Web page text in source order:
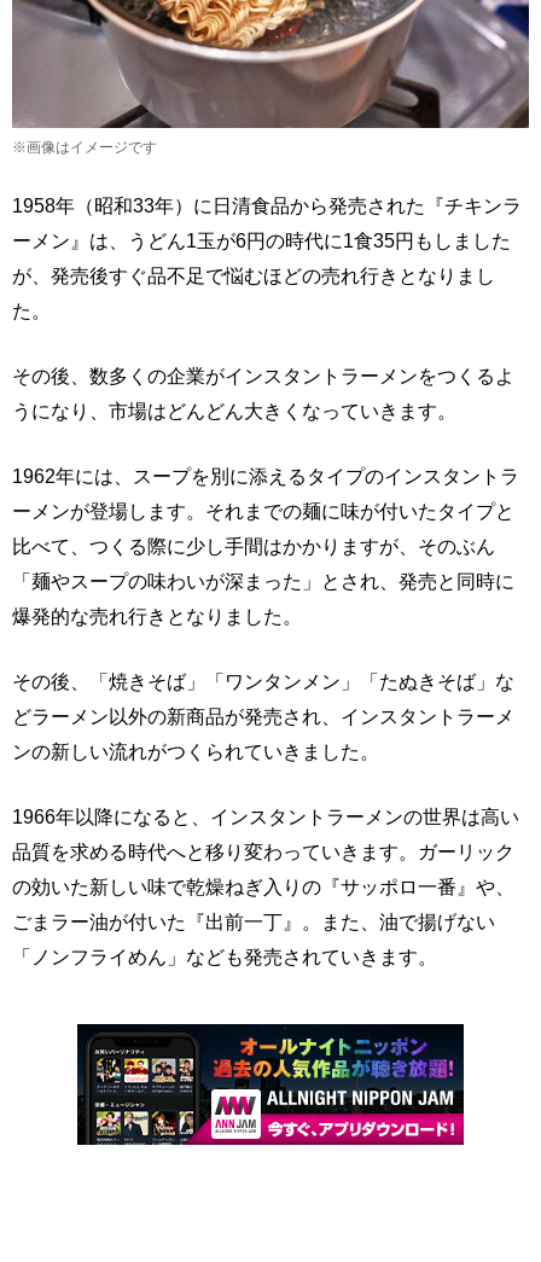
※画像はイメージです
1958年（昭和33年）に日清食品から発売された『チキンラ
ーメン』は、うどん1玉が6円の時代に1食35円もしました
が、発売後すぐ品不足で悩むほどの売れ行きとなりまし
た。
その後、数多くの企業がインスタントラーメンをつくるよ
うになり、市場はどんどん大きくなっていきます。
1962年には、スープを別に添えるタイプのインスタントラ
ーメンが登場します。それまでの麺に味が付いたタイプと
比べて、つくる際に少し手間はかかりますが、そのぶん
「麺やスープの味わいが深まった」とされ、発売と同時に
爆発的な売れ行きとなりました。
その後、「焼きそば」「ワンタンメン」「たぬきそば」な
どラーメン以外の新商品が発売され、インスタントラーメ
ンの新しい流れがつくられていきました。
1966年以降になると、インスタントラーメンの世界は高い
品質を求める時代へと移り変わっていきます。ガーリック
の効いた新しい味で乾燥ねぎ入りの『サッポロ一番』や、
ごまラー油が付いた『出前一丁』。また、油で揚げない
「ノンフライめん」なども発売されていきます。